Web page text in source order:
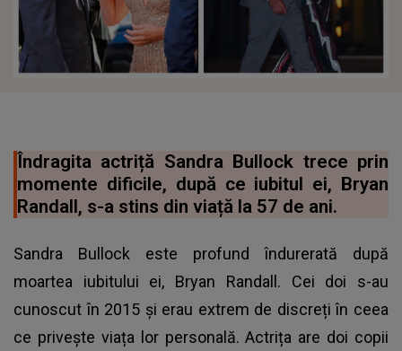
Îndragita actriță Sandra Bullock trece prin
momente dificile, după ce iubitul ei, Bryan
Randall, s-a stins din viață la 57 de ani.
Sandra Bullock este profund îndurerată după
moartea iubitului ei, Bryan Randall. Cei doi s-au
cunoscut în 2015 și erau extrem de discreți în ceea
ce privește viața lor personală. Actrița are doi copii